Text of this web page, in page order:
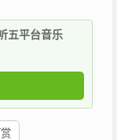
五平台音乐